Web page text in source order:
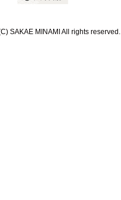
SAKAE MINAMI All rights reserved.